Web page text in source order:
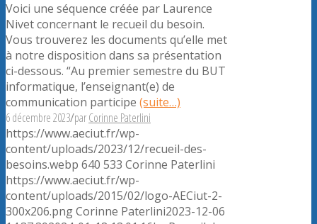
Voici une séquence créée par Laurence
Nivet concernant le recueil du besoin.
Vous trouverez les documents qu’elle met
à notre disposition dans sa présentation
ci-dessous. “Au premier semestre du BUT
informatique, l’enseignant(e) de
communication participe (suite…)
6 décembre 2023/parCorinne Paterlini
https://www.aeciut.fr/wp-
content/uploads/2023/12/recueil-des-
besoins.webp 640 533 Corinne Paterlini
https://www.aeciut.fr/wp-
content/uploads/2015/02/logo-AECiut-2-
300x206.pngCorinne Paterlini2023-12-06